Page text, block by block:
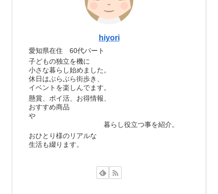
hiyori
愛知県在住 60代パート
子どもの独立を機に
小さな暮らし始めました。
休日はぶらぶら街歩き、
イベントを楽しんでます。
懸賞、ポイ活、お得情報、
おすすめ商品
や
暮らし役立つ事を紹介。
おひとり様のリアルな
生活も綴ります。